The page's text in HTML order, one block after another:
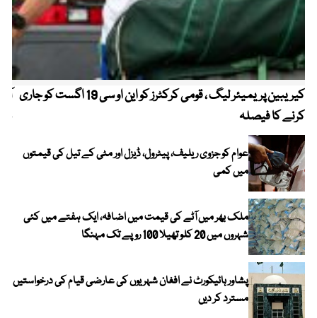
کیریبین پریمیئر لیگ ، قومی کرکٹرز کو این او سی 19 اگست کو جاری
کرنے کا فیصلہ
عوام کو جزوی ریلیف، پیٹرول، ڈیزل اور مٹی کے تیل کی قیمتوں
میں کمی
ملک بھر میں آٹے کی قیمت میں اضافہ، ایک ہفتے میں کئی
شہروں میں 20 کلو تھیلا 100 روپے تک مہنگا
پشاور ہائیکورٹ نے افغان شہریوں کی عارضی قیام کی درخواستیں
مسترد کر دیں